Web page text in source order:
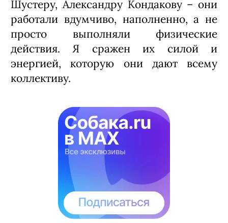
Шустеру, Александру Кондакову – они
работали вдумчиво, наполненно, а не
просто выполняли физические
действия. Я сражен их силой и
энергией, которую они дают всему
коллективу.